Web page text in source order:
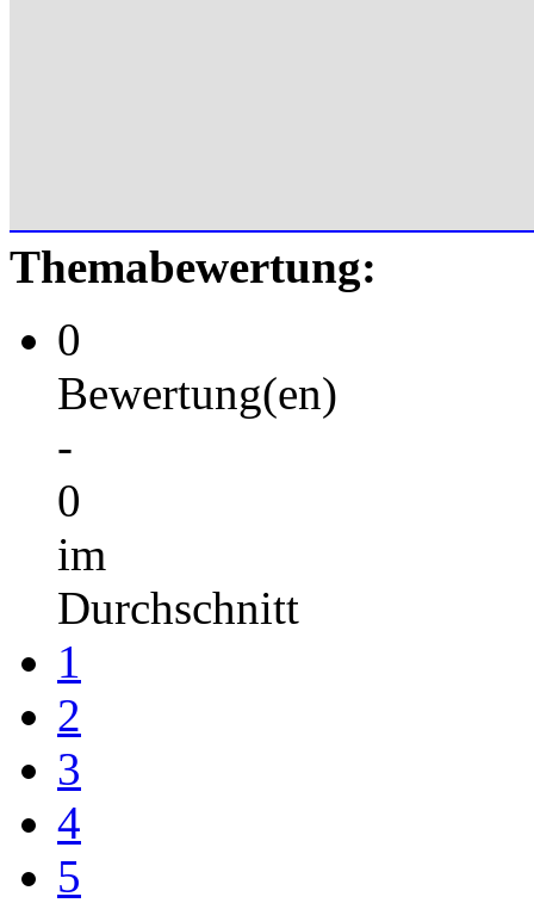
Themabewertung:
0
Bewertung(en)
-
0
im
Durchschnitt
1
2
3
4
5